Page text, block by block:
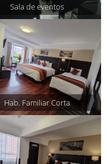
Sala de eventos
Hab. Familiar Corta